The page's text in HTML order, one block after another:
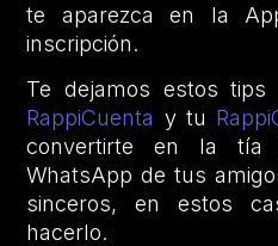
te aparezca en la
inscripción.
Te dejamos estos
RappiCuenta y tu
convertirte en la tía
WhatsApp de tus
sinceros, en estos
hacerlo.